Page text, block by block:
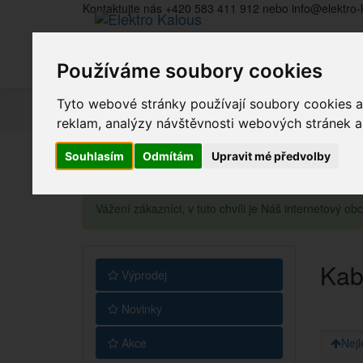
Používáme soubory cookies
Tyto webové stránky používají soubory cookies
reklam, analýzy návštěvnosti webových stránek
Souhlasím Odmítám Upravit mé předvolby
Kontaktujte nás +420 583 411 912 nebo
Vážení zákazníci, v tuto chvíli je Náš internetový
Výprodej
Novinky
Akce